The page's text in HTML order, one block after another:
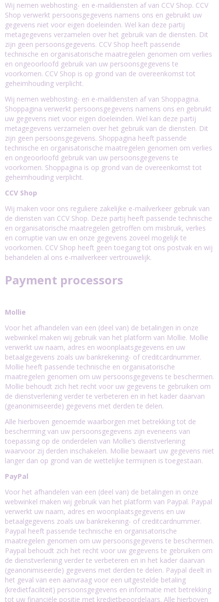
Wij nemen webhosting- en e-maildiensten af van CCV Shop. CCV
Shop verwerkt persoonsgegevens namens ons en gebruikt uw
gegevens niet voor eigen doeleinden. Wel kan deze partij
metagegevens verzamelen over het gebruik van de diensten. Dit
zijn geen persoonsgegevens. CCV Shop heeft passende
technische en organisatorische maatregelen genomen om verlies
en ongeoorloofd gebruik van uw persoonsgegevens te
voorkomen. CCV Shop is op grond van de overeenkomst tot
geheimhouding verplicht.
Wij nemen webhosting- en e-maildiensten af van Shoppagina.
Shoppagina verwerkt persoonsgegevens namens ons en gebruikt
uw gegevens niet voor eigen doeleinden. Wel kan deze partij
metagegevens verzamelen over het gebruik van de diensten. Dit
zijn geen persoonsgegevens. Shoppagina heeft passende
technische en organisatorische maatregelen genomen om verlies
en ongeoorloofd gebruik van uw persoonsgegevens te
voorkomen. Shoppagina is op grond van de overeenkomst tot
geheimhouding verplicht.
CCV Shop
Wij maken voor ons reguliere zakelijke e-mailverkeer gebruik van
de diensten van CCV Shop. Deze partij heeft passende technische
en organisatorische maatregelen getroffen om misbruik, verlies
en corruptie van uw en onze gegevens zoveel mogelijk te
voorkomen. CCV Shop heeft geen toegang tot ons postvak en wij
behandelen al ons e-mailverkeer vertrouwelijk.
Payment processors
Mollie
Voor het afhandelen van een (deel van) de betalingen in onze
webwinkel maken wij gebruik van het platform van Mollie. Mollie
verwerkt uw naam, adres en woonplaatsgegevens en uw
betaalgegevens zoals uw bankrekening- of creditcardnummer.
Mollie heeft passende technische en organisatorische
maatregelen genomen om uw persoonsgegevens te beschermen.
Mollie behoudt zich het recht voor uw gegevens te gebruiken om
de dienstverlening verder te verbeteren en in het kader daarvan
(geanonimiseerde) gegevens met derden te delen.
Alle hierboven genoemde waarborgen met betrekking tot de
bescherming van uw persoonsgegevens zijn eveneens van
toepassing op de onderdelen van Mollie’s dienstverlening
waarvoor zij derden inschakelen. Mollie bewaart uw gegevens niet
langer dan op grond van de wettelijke termijnen is toegestaan.
PayPal
Voor het afhandelen van een (deel van) de betalingen in onze
webwinkel maken wij gebruik van het platform van Paypal. Paypal
verwerkt uw naam, adres en woonplaatsgegevens en uw
betaalgegevens zoals uw bankrekening- of creditcardnummer.
Paypal heeft passende technische en organisatorische
maatregelen genomen om uw persoonsgegevens te beschermen.
Paypal behoudt zich het recht voor uw gegevens te gebruiken om
de dienstverlening verder te verbeteren en in het kader daarvan
(geanonimiseerde) gegevens met derden te delen. Paypal deelt in
het geval van een aanvraag voor een uitgestelde betaling
(kredietfaciliteit) persoonsgegevens en informatie met betrekking
tot uw financiële positie met kredietbeoordelaars. Alle hierboven